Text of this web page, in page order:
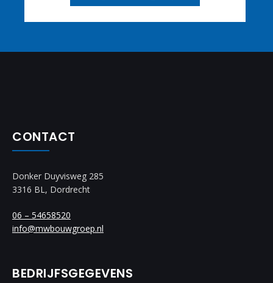
CONTACT
Donker Duyvisweg 285
3316 BL, Dordrecht
06 – 54658520
info@mwbouwgroep.nl
BEDRIJFSGEGEVENS